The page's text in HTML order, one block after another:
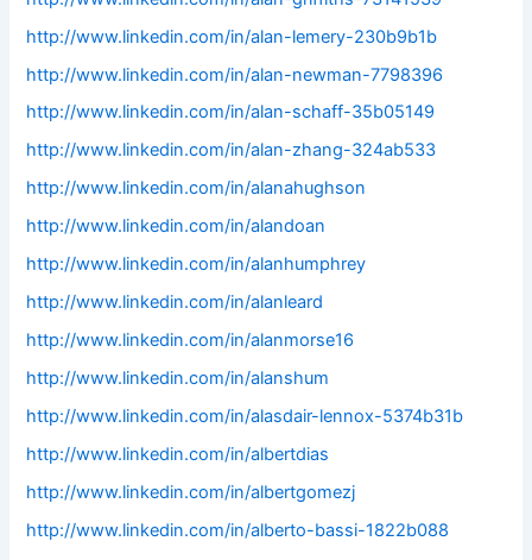
http://www.linkedin.com/in/alan-lemery-230b9b1b
http://www.linkedin.com/in/alan-newman-7798396
http://www.linkedin.com/in/alan-schaff-35b05149
http://www.linkedin.com/in/alan-zhang-324ab533
http://www.linkedin.com/in/alanahughson
http://www.linkedin.com/in/alandoan
http://www.linkedin.com/in/alanhumphrey
http://www.linkedin.com/in/alanleard
http://www.linkedin.com/in/alanmorse16
http://www.linkedin.com/in/alanshum
http://www.linkedin.com/in/alasdair-lennox-5374b31b
http://www.linkedin.com/in/albertdias
http://www.linkedin.com/in/albertgomezj
http://www.linkedin.com/in/alberto-bassi-1822b088